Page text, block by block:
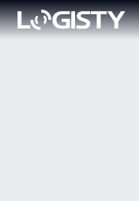
search.label